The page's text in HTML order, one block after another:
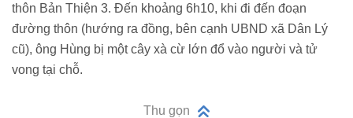
thôn Bản Thiện 3. Đến khoảng 6h10, khi đi đến đoạn
đường thôn (hướng ra đồng, bên cạnh UBND xã Dân Lý
cũ), ông Hùng bị một cây xà cừ lớn đổ vào người và tử
vong tại chỗ.
Thu gọn